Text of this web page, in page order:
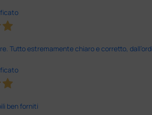
Tutto estremamente chiaro e corretto,
ben forniti